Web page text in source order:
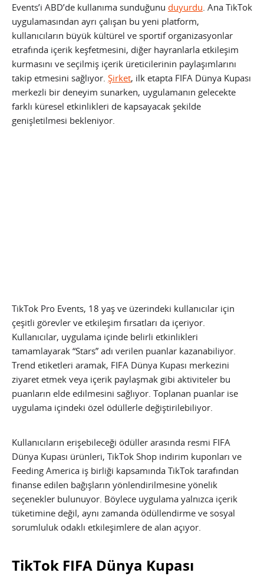
Events’i ABD’de kullanıma sunduğunu duyurdu. Ana TikTok
uygulamasından ayrı çalışan bu yeni platform,
kullanıcıların büyük kültürel ve sportif organizasyonlar
etrafında içerik keşfetmesini, diğer hayranlarla etkileşim
kurmasını ve seçilmiş içerik üreticilerinin paylaşımlarını
takip etmesini sağlıyor. Şirket, ilk etapta FIFA Dünya Kupası
merkezli bir deneyim sunarken, uygulamanın gelecekte
farklı küresel etkinlikleri de kapsayacak şekilde
genişletilmesi bekleniyor.
TikTok Pro Events, 18 yaş ve üzerindeki kullanıcılar için
çeşitli görevler ve etkileşim fırsatları da içeriyor.
Kullanıcılar, uygulama içinde belirli etkinlikleri
tamamlayarak “Stars” adı verilen puanlar kazanabiliyor.
Trend etiketleri aramak, FIFA Dünya Kupası merkezini
ziyaret etmek veya içerik paylaşmak gibi aktiviteler bu
puanların elde edilmesini sağlıyor. Toplanan puanlar ise
uygulama içindeki özel ödüllerle değiştirilebiliyor.
Kullanıcıların erişebileceği ödüller arasında resmi FIFA
Dünya Kupası ürünleri, TikTok Shop indirim kuponları ve
Feeding America iş birliği kapsamında TikTok tarafından
finanse edilen bağışların yönlendirilmesine yönelik
seçenekler bulunuyor. Böylece uygulama yalnızca içerik
tüketimine değil, aynı zamanda ödüllendirme ve sosyal
sorumluluk odaklı etkileşimlere de alan açıyor.
TikTok FIFA Dünya Kupası